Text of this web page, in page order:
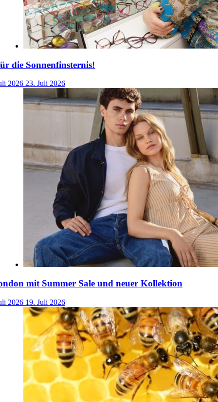
die Sonnenfinsternis!
2026 23. Juli 2026
mit Summer Sale und neuer Kollektion
2026 19. Juli 2026